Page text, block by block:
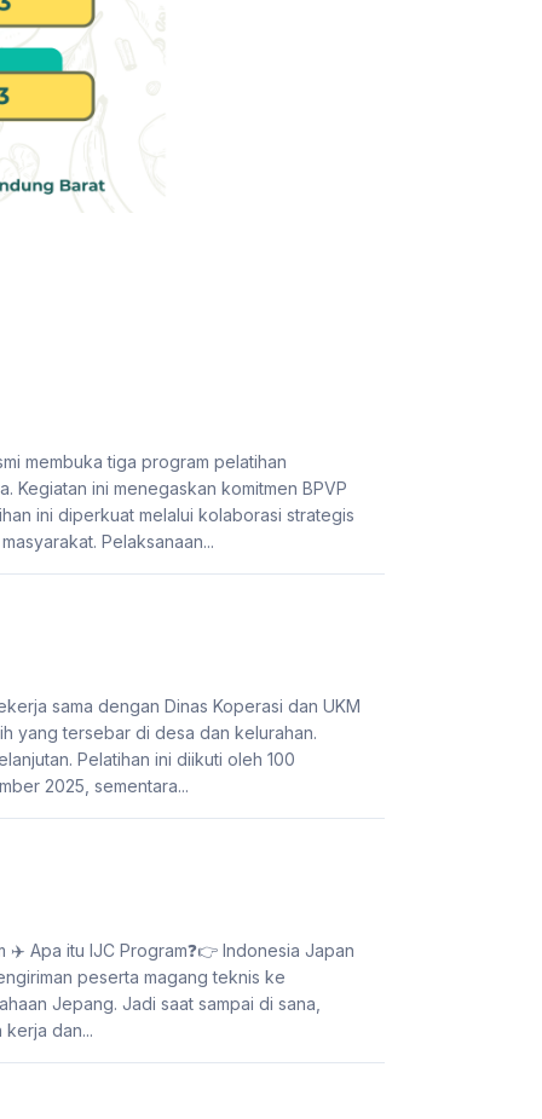
membuka tiga program pelatihan
ini menegaskan komitmen BPVP
ini diperkuat melalui kolaborasi strategis
Pelaksanaan...
sama dengan Dinas Koperasi dan UKM
yang tersebar di desa dan kelurahan.
Pelatihan ini diikuti oleh 100
2025, sementara...
✈️ Apa itu IJC Program❓👉 Indonesia Japan
peserta magang teknis ke
Jepang. Jadi saat sampai di sana,
dan...